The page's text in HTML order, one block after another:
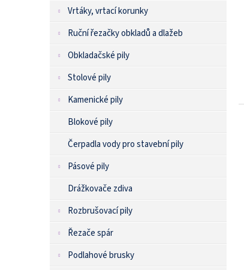
Vrtáky, vrtací korunky
Ruční řezačky obkladů a dlažeb
Obkladačské pily
Stolové pily
Kamenické pily
Blokové pily
Čerpadla vody pro stavební pily
Pásové pily
Drážkovače zdiva
Rozbrušovací pily
Řezače spár
Podlahové brusky